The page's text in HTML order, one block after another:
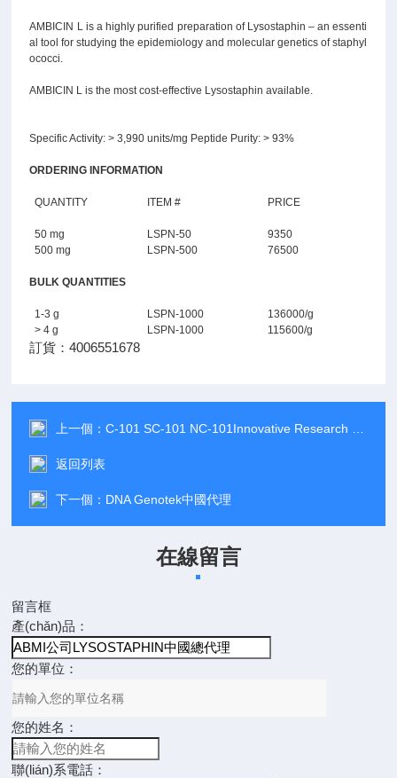
AMBICIN L is a highly purified preparation of Lysostaphin – an essenti
al tool for studying the epidemiology and molecular genetics of staphyl
ococci.
AMBICIN L is the most cost-effective Lysostaphin available.
Specific Activity: > 3,990 units/mg Peptide Purity: > 93%
ORDERING INFORMATION
QUANTITY
50 mg
ITEM #
LSPN-50
PRICE
9350
500 mg
LSPN-500 76500
BULK QUANTITIES
1-3 g LSPN-1000
136000/g
> 4 g
LSPN-1000 115600/g
訂貨：4006551678
上一個：C-101 SC-101 NC-101Innovative Research of America中文資料
返回列表
下一個： DNA Genotek中國代理
在線留言
留言框
產(chǎn)品：
您的單位：
您的姓名：
聯(lián)系電話：